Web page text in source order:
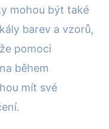
mohou být také
barev a vzorů,
pomoci
během
mít své